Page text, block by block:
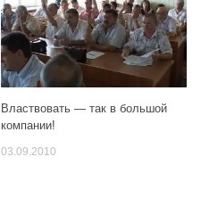
Властвовать — так в большой
компании!
03.09.2010